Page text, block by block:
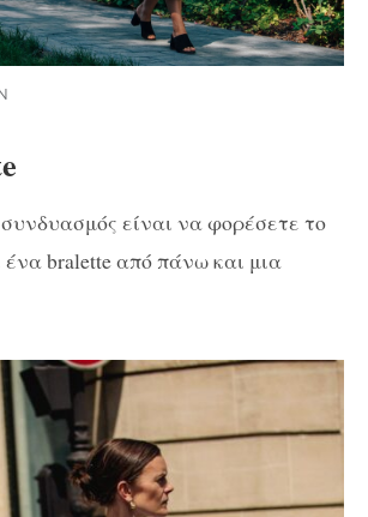
είναι να φορέσετε το
bralette από πάνω και μια